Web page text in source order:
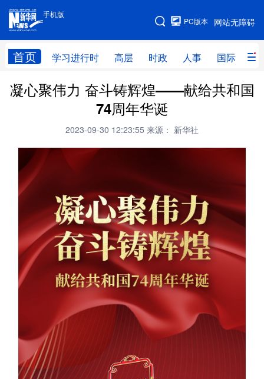
手机版
网站无障碍
PC版本
首页 学习进行时 高层 时政 人事 国际 财
手机版
网站地图
学习进行时 高层 时政 人事
财经 网评
全球连线
科技
健康
访谈 视频 图片 政务
法律 中央文件 金融 汽车
食品 人居 信息化 数字经济
乡村振兴 银龄
旅游 会展
彩票 娱乐 时尚 悦读
公益 一带一路 亚太网
凝心聚伟力 奋斗铸辉煌——献给共和国
74周年华诞
2023-09-30 12:23:55 来源： 新华社